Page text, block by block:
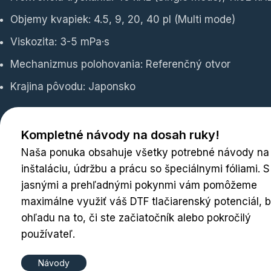
Objemy kvapiek: 4.5, 9, 20, 40 pl (Multi mode)
Viskozita: 3-5 mPa·s
Mechanizmus polohovania: Referenčný otvor
Krajina pôvodu: Japonsko
Kompletné návody na dosah ruky!
Naša ponuka obsahuje všetky potrebné návody na
inštaláciu, údržbu a prácu so špeciálnymi fóliami. S
jasnými a prehľadnými pokynmi vám pomôžeme
maximálne využiť váš DTF tlačiarenský potenciál,
ohľadu na to, či ste začiatočník alebo pokročilý
používateľ.
Návody